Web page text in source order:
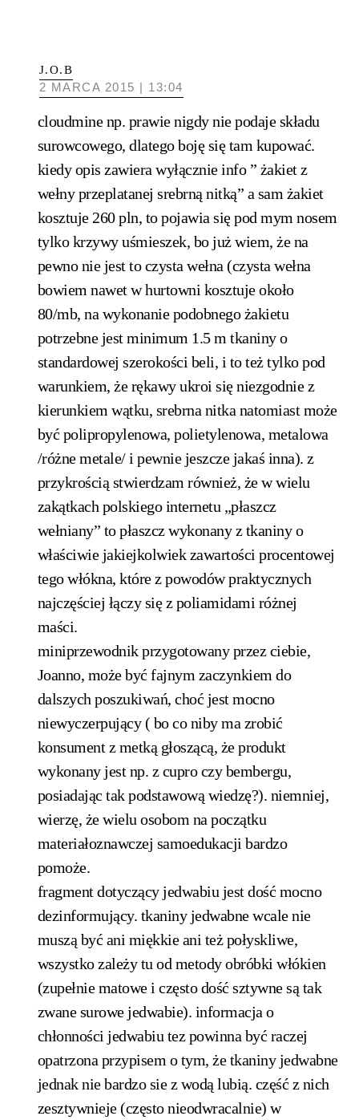
J.O.B
2 MARCA 2015 | 13:04
cloudmine np. prawie nigdy nie podaje składu
surowcowego, dlatego boję się tam kupować.
kiedy opis zawiera wyłącznie info ” żakiet z
wełny przeplatanej srebrną nitką” a sam żakiet
kosztuje 260 pln, to pojawia się pod mym nosem
tylko krzywy uśmieszek, bo już wiem, że na
pewno nie jest to czysta wełna (czysta wełna
bowiem nawet w hurtowni kosztuje około
80/mb, na wykonanie podobnego żakietu
potrzebne jest minimum 1.5 m tkaniny o
standardowej szerokości beli, i to też tylko pod
warunkiem, że rękawy ukroi się niezgodnie z
kierunkiem wątku, srebrna nitka natomiast może
być polipropylenowa, polietylenowa, metalowa
/różne metale/ i pewnie jeszcze jakaś inna). z
przykrością stwierdzam również, że w wielu
zakątkach polskiego internetu „płaszcz
wełniany” to płaszcz wykonany z tkaniny o
właściwie jakiejkolwiek zawartości procentowej
tego włókna, które z powodów praktycznych
najczęściej łączy się z poliamidami różnej
maści.
miniprzewodnik przygotowany przez ciebie,
Joanno, może być fajnym zaczynkiem do
dalszych poszukiwań, choć jest mocno
niewyczerpujący ( bo co niby ma zrobić
konsument z metką głoszącą, że produkt
wykonany jest np. z cupro czy bembergu,
posiadając tak podstawową wiedzę?). niemniej,
wierzę, że wielu osobom na początku
materiałoznawczej samoedukacji bardzo
pomoże.
fragment dotyczący jedwabiu jest dość mocno
dezinformujący. tkaniny jedwabne wcale nie
muszą być ani miękkie ani też połyskliwe,
wszystko zależy tu od metody obróbki włókien
(zupełnie matowe i często dość sztywne są tak
zwane surowe jedwabie). informacja o
chłonności jedwabiu tez powinna być raczej
opatrzona przypisem o tym, że tkaniny jedwabne
jednak nie bardzo sie z wodą lubią. część z nich
zesztywnieje (często nieodwracalnie) w